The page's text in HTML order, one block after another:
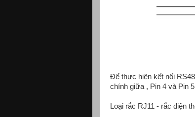
Để thực hiện kết nối
chính giữa , Pin 4 và Pin
Loại rắc RJ11 - rắc điện